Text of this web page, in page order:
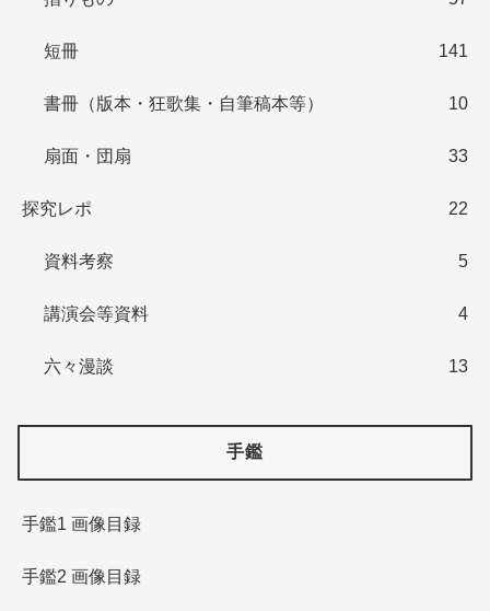
短冊 141
書冊（版本・狂歌集・自筆稿本等） 10
扇面・団扇 33
探究レポ 22
資料考察 5
講演会等資料 4
六々漫談 13
手鑑
手鑑1 画像目録
手鑑2 画像目録